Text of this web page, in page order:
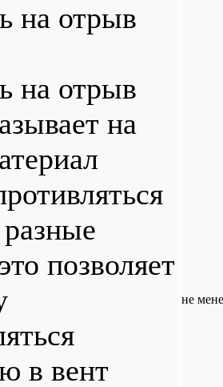
на отрыв
на отрыв
на
позволяет
в вент
не